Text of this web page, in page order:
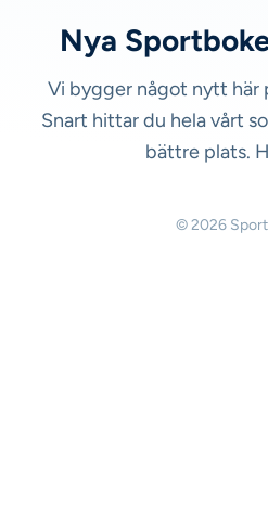
Nya
Vi bygger något nytt här
Snart hittar du hela vårt
bättre plats.
© 2026